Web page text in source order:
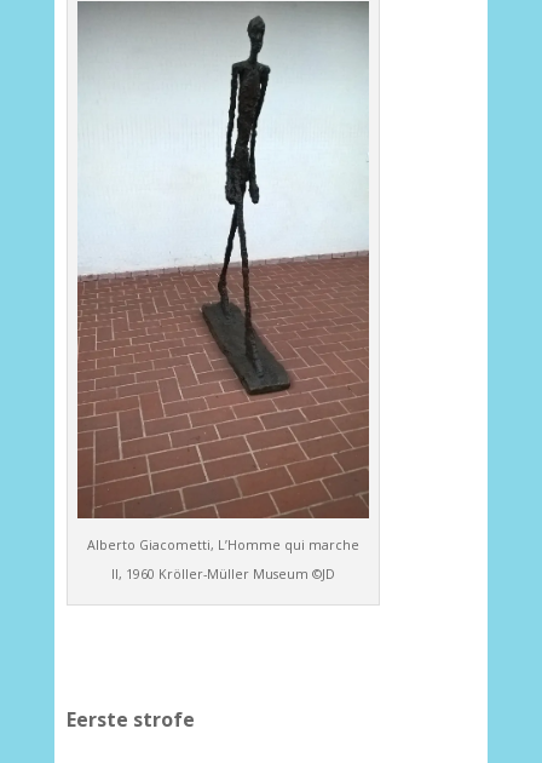
Alberto Giacometti, L’Homme qui marche
II, 1960 Kröller-Müller Museum ©JD
Eerste strofe